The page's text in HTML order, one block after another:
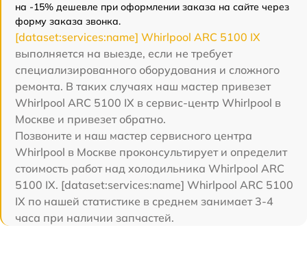
на -15% дешевле при оформлении заказа на сайте через
форму заказа звонка.
[dataset:services:name] Whirlpool ARC 5100 IX
выполняется на выезде, если не требует
специализированного оборудования и сложного
ремонта. В таких случаях наш мастер привезет
Whirlpool ARC 5100 IX в сервис-центр Whirlpool в
Москве и привезет обратно.
Позвоните и наш мастер сервисного центра
Whirlpool в Москве проконсультирует и определит
стоимость работ над холодильника Whirlpool ARC
5100 IX. [dataset:services:name] Whirlpool ARC 5100
IX по нашей статистике в среднем занимает 3-4
часа при наличии запчастей.